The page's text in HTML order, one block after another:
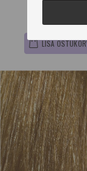
LISA